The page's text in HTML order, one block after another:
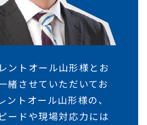
ントオール山形様とお
緒させていただいてお
ントオール山形様の、
ードや現場対応力には